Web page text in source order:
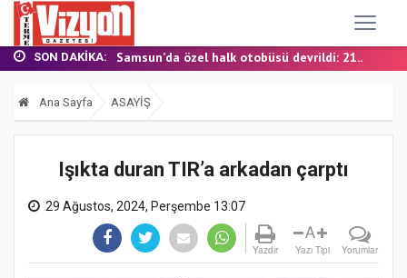
SON DAKIKA:
TERME MHP’DE KONGRE HEYECANI
YALI MAHALLESİ’NDE DOĞALGAZ İÇİN İLK KAZ...
Samsun’da özel halk otobüsü devrildi: 21...
FINDIK BAHÇESİNDE YANMIŞ HALDE ÖLÜ BULUN...
TERME MHP’DE KONGRE HEYECANI
Ana Sayfa ASAYİŞ
Işıkta duran TIR’a arkadan çarptı
29 Ağustos, 2024, Perşembe 13:07
Yazdır
A
Yazı Tipi Yorumlar